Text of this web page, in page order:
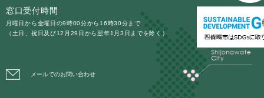
窓口受付時間
月曜日から金曜日の9時00分から16時30分まで
（土日、祝日及び12月29日から翌年1月3日までを除く）
メールでのお問い合わせ